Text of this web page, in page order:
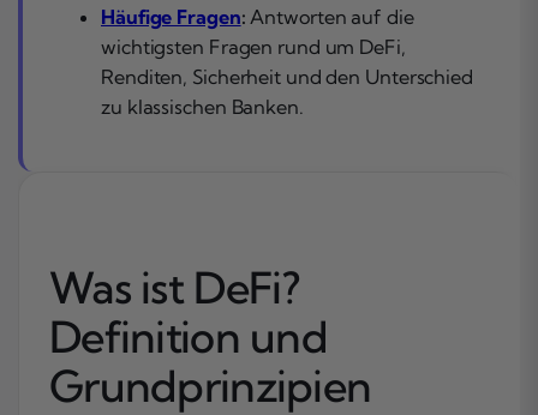
Häufige Fragen: Antworten auf die
wichtigsten Fragen rund um DeFi,
Renditen, Sicherheit und den Unterschied
zu klassischen Banken.
Was ist DeFi?
Definition und
Grundprinzipien